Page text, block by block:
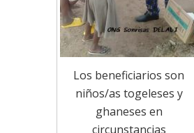
Los beneficiarios son
niños/as togeleses y
ghaneses en
circunstancias